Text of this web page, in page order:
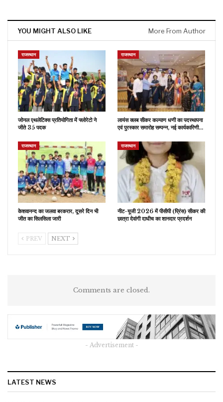
YOU MIGHT ALSO LIKE More From Author
राजस्थान
जोनल एथलेटिक्स प्रतियोगिता में फ्लोरेटो ने
जीते 35 पदक
राजस्थान
लायंस क्लब सीकर कल्याण धणी का पदस्थापना
एवं पुरस्कार समारोह सम्पन्न, नई कार्यकारिणी…
राजस्थान
केशवानन्द का जलवा बरकरार, दूसरे दिन भी
जीत का सिलसिला जारी
राजस्थान
नीट-यूजी 2026 में पीसीपी (प्रिंस) सीकर की
छात्रा देवांगी दाधीच का शानदार प्रदर्शन
PREV NEXT
Comments are closed.
- Advertisement -
LATEST NEWS